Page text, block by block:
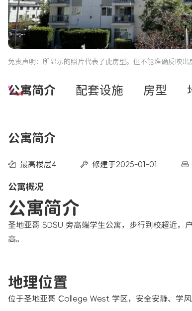
免责声明：所显示的照片代表了此房型。但不能准确反映
公寓简介 配套设施 房型
公寓简介
最高楼层4 修建于2025-01-01
公寓概况
公寓简介
圣地亚哥 SDSU 旁高端学生公寓，步行到校超近，
高。
地理位置
位于圣地亚哥 College West 学区，安全安静、学风